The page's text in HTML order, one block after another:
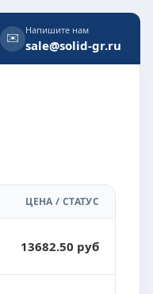
✉️ Напишите нам
sale@solid-gr.ru
ЦЕНА / СТАТУС
13682.50 руб